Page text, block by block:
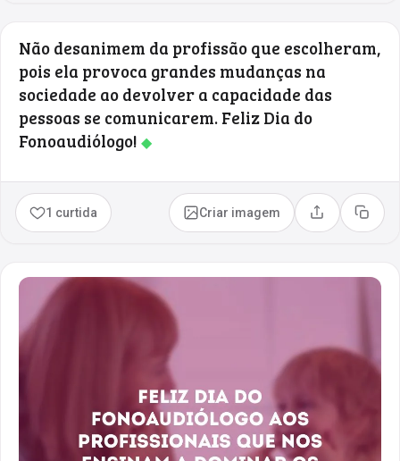
Não desanimem da profissão que escolheram,
pois ela provoca grandes mudanças na
sociedade ao devolver a capacidade das
pessoas se comunicarem. Feliz Dia do
Fonoaudiólogo! ◆
1 curtida Criar imagem Compartilhar
Copiar